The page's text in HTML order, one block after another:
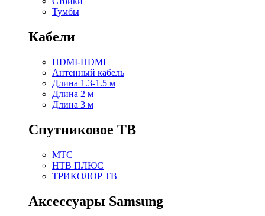
Тумбы
Кабели
HDMI-HDMI
Антенный кабель
Длина 1.3-1.5 м
Длина 2 м
Длина 3 м
Спутниковое ТВ
МТС
НТВ ПЛЮС
ТРИКОЛОР ТВ
Аксессуары Samsung